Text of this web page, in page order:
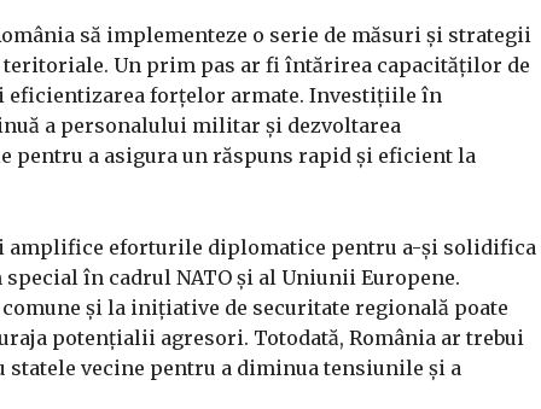
să implementeze o serie de măsuri și strategii
Un prim pas ar fi întărirea capacităților de
eficientizarea forțelor armate. Investițiile în
a personalului militar și dezvoltarea
pentru a asigura un răspuns rapid și eficient la
amplifice eforturile diplomatice pentru a-și solidifica
în cadrul NATO și al Uniunii Europene.
și la inițiative de securitate regională poate
potențialii agresori. Totodată, România ar trebui
statele vecine pentru a diminua tensiunile și a